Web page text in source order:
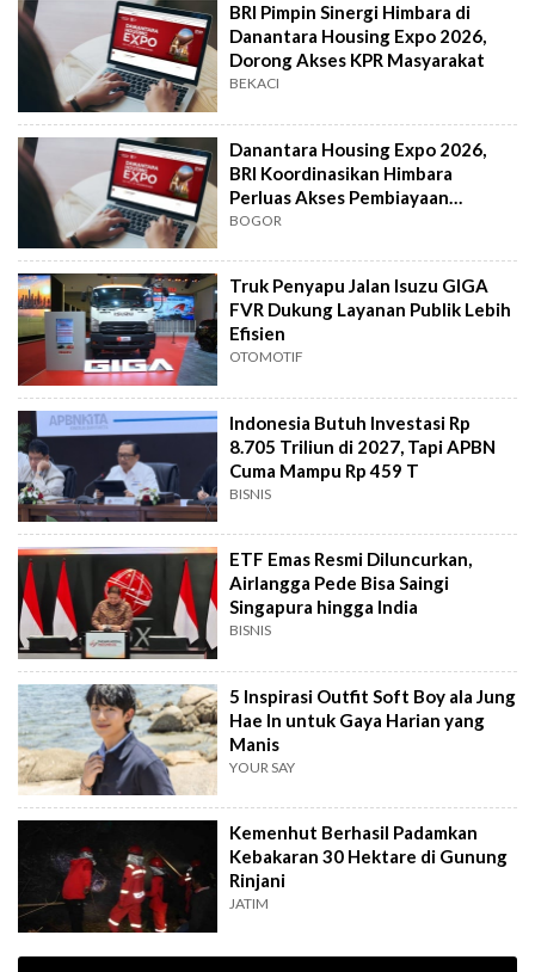
BRI Pimpin Sinergi Himbara di
Danantara Housing Expo 2026,
Dorong Akses KPR Masyarakat
BEKACI
Danantara Housing Expo 2026,
BRI Koordinasikan Himbara
Perluas Akses Pembiayaan
Perumahan
BOGOR
Truk Penyapu Jalan Isuzu GIGA
FVR Dukung Layanan Publik Lebih
Efisien
OTOMOTIF
Indonesia Butuh Investasi Rp
8.705 Triliun di 2027, Tapi APBN
Cuma Mampu Rp 459 T
BISNIS
ETF Emas Resmi Diluncurkan,
Airlangga Pede Bisa Saingi
Singapura hingga India
BISNIS
5 Inspirasi Outfit Soft Boy ala Jung
Hae In untuk Gaya Harian yang
Manis
YOUR SAY
Kemenhut Berhasil Padamkan
Kebakaran 30 Hektare di Gunung
Rinjani
JATIM